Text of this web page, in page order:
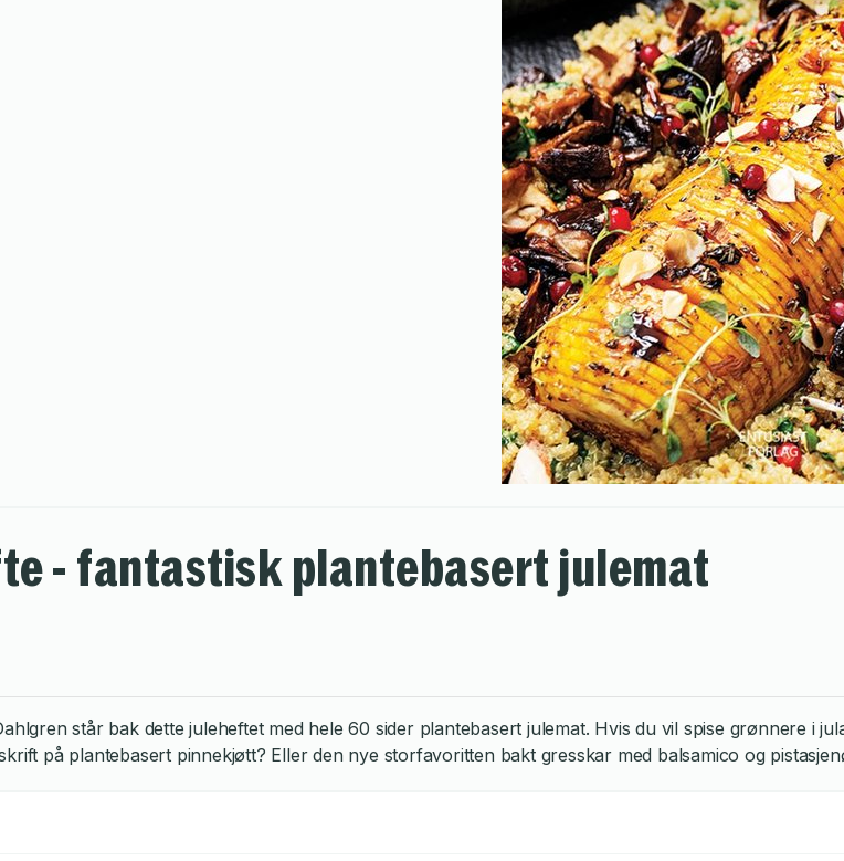
- fantastisk plantebasert julemat
står bak dette juleheftet med hele 60 sider plantebasert julemat. Hvis du vil spise
på plantebasert pinnekjøtt? Eller den nye storfavoritten bakt gresskar med balsamico og